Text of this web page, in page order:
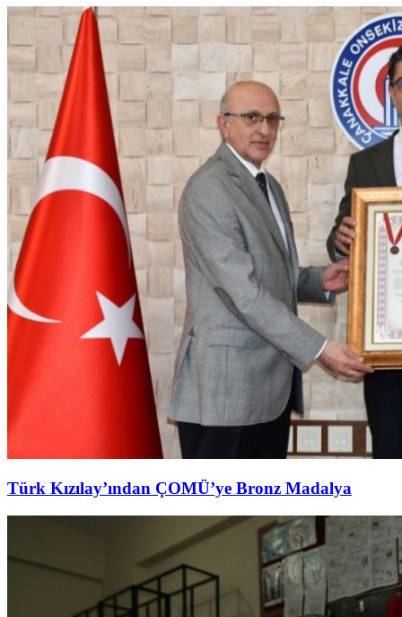
Türk Kızılay’ından ÇOMÜ’ye Bronz Madalya